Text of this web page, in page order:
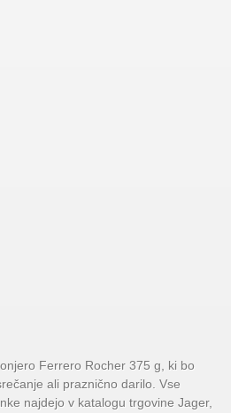
Ferrero Rocher 375 g, ki bo
ali praznično darilo. Vse
najdejo v katalogu trgovine Jager,